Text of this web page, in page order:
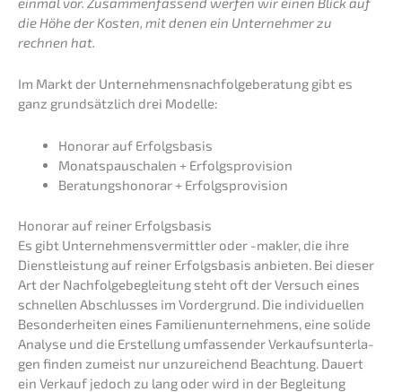
die Höhe der Kosten, mit denen ein Unter­neh­mer zu
rechnen hat.
Im Markt der Unter­neh­mens­nach­fol­ge­be­ra­tung gibt es
ganz grund­sätz­lich drei Modelle:
Honorar auf Erfolgsbasis
Monats­pau­scha­len + Erfolgsprovision
Beratungs­ho­no­rar + Erfolgsprovision
Honorar auf reiner Erfolgsbasis
Es gibt Unter­neh­mens­ver­mitt­ler oder -makler, die ihre
Dienst­leis­tung auf reiner Erfolgs­ba­sis anbie­ten. Bei dieser
Art der Nachfol­ge­be­glei­tung steht oft der Versuch eines
schnel­len Abschlus­ses im Vorder­grund. Die indivi­du­el­len
Beson­der­hei­ten eines Famili­en­un­ter­neh­mens, eine solide
Analy­se und die Erstel­lung umfas­sen­der Verkaufs­un­ter­la­
gen finden zumeist nur unzurei­chend Beach­tung. Dauert
ein Verkauf jedoch zu lang oder wird in der Beglei­tung